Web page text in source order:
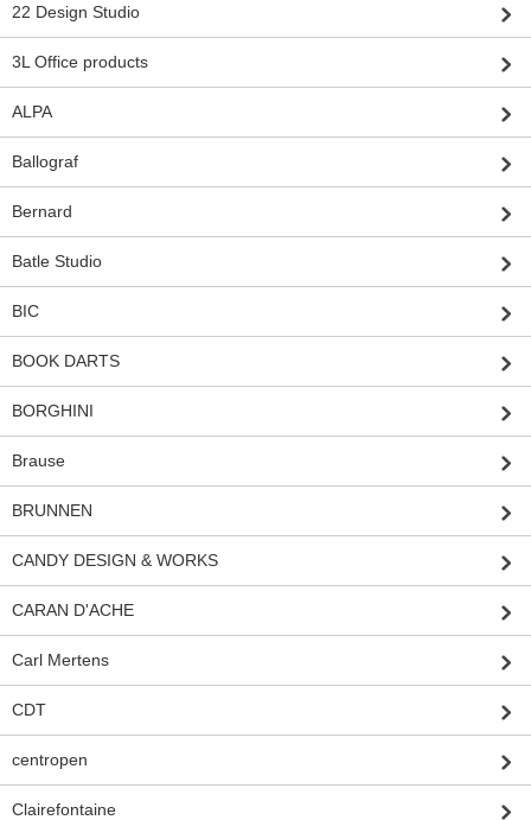
22 Design Studio
3L Office products
ALPA
Ballograf
Bernard
Batle Studio
BIC
BOOK DARTS
BORGHINI
Brause
BRUNNEN
CANDY DESIGN & WORKS
CARAN D'ACHE
Carl Mertens
CDT
centropen
Clairefontaine